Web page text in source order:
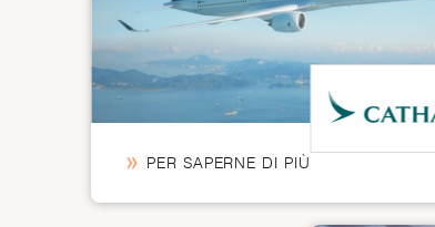
PER SAPERNE DI PIÙ